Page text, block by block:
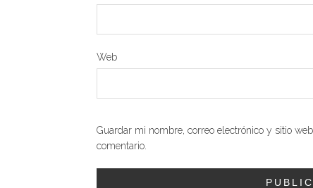
Web
Guardar mi nombre, correo electrónico y sitio
comentario.